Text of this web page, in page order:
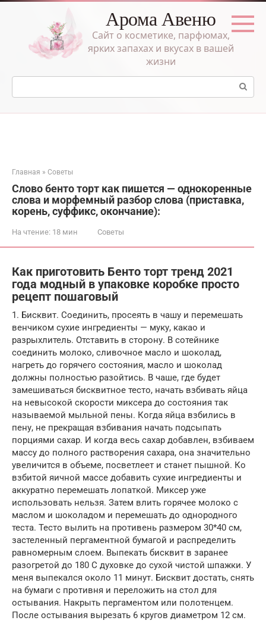
Перейти
Арома Авеню
Сайт о косметике, парфюмах,
ярких запахах и вкусах в вашей
жизни
Поиск:
Главная » Советы
Слово бенто торт как пишется — однокоренные
слова и морфемный разбор слова (приставка,
корень, суффикс, окончание):
На чтение: 18 мин Советы
Как приготовить Бенто торт тренд 2021
года модный в упаковке коробке просто
рецепт пошаговый
1. Бисквит. Соединить, просеять в чашу и перемешать
венчиком сухие ингредиенты — муку, какао и
разрыхлитель. Отставить в сторону. В сотейнике
соединить молоко, сливочное масло и шоколад,
нагреть до горячего состояния, масло и шоколад
должны полностью разойтись. В чаше, где будет
замешиваться бисквитное тесто, начать взбивать яйца
на невысокой скорости миксера до состояния так
называемой мыльной пены. Когда яйца взбились в
пену, не прекращая взбивания начать подсыпать
порциями сахар. И когда весь сахар добавлен, взбиваем
массу до полного растворения сахара, она значительно
увеличится в объеме, посветлеет и станет пышной. Ко
взбитой яичной массе добавить сухие ингредиенты и
аккуратно перемешать лопаткой. Миксер уже
использовать нельзя. Затем влить горячее молоко с
маслом и шоколадом и перемешать до однородного
теста. Тесто вылить на противень размером 30*40 см,
застеленный пергаментной бумагой и распределить
равномерным слоем. Выпекать бисквит в заранее
разогретой до 180 С духовке до сухой чистой шпажки. У
меня выпекался около 11 минут. Бисквит достать, снять
на бумаги с противня и переложить на стол для
остывания. Накрыть пергаментом или полотенцем.
После остывания вырезать 6 кругов диаметром 12 см.